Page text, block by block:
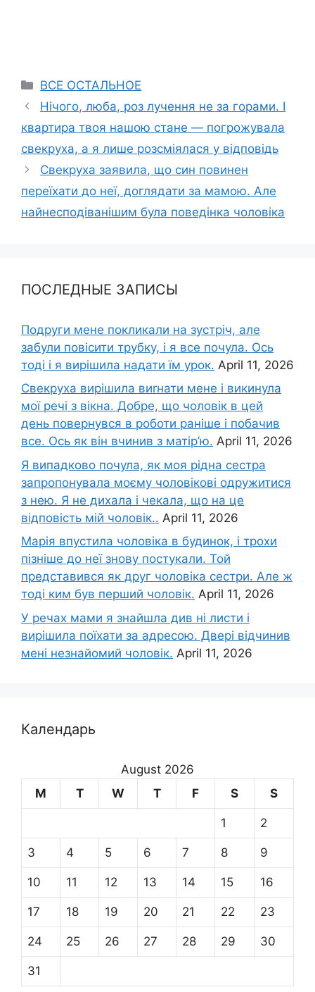
Categories
ВСЕ ОСТАЛЬНОЕ
Нічого, люба, роз лучення не за горами. І
квартира твоя нашою стане — погрожувала
свекруха, а я лише розсміялася у відповідь
Свекруха заявила, що син повинен
переїхати до неї, доглядати за мамою. Але
найнесподіванішим була поведінка чоловіка
ПОСЛЕДНЫЕ ЗАПИСЫ
Подруги мене покликали на зустріч, але
забули повісити трубку, і я все почула. Ось
тоді і я вирішила надати їм урок. April 11, 2026
Свекруха вирішила виrнати мене і викинула
мої речі з вікна. Добре, що чоловік в цей
день повернувся в роботи раніше і побачив
все. Ось як він вчинив з матір’ю. April 11, 2026
Я випадково почула, як моя рідна сестра
запропонувала моєму чоловікові одружитися
з нею. Я не дихала і чекала, що на це
відповість мій чоловік.. April 11, 2026
Марія впустила чоловіка в будинок, і трохи
пізніше до неї знову постукали. Той
представився як друг чоловіка сестри. Але ж
тоді ким був перший чоловік. April 11, 2026
У речах мами я знайшла див ні листи і
вирішила поїхати за адресою. Двері відчинив
мені незнайомий чоловік. April 11, 2026
Календарь
August 2026
M
T W T F S S
1 2
3 4 5 6 7 8 9
10 11 12 13 14 15 16
17 18 19 20 21 22 23
24 25 26 27 28 29 30
31